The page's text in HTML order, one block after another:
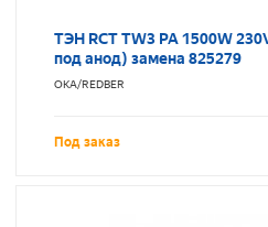
ТЭН RCT TW3 PA 1500W
под анод) замена 825279
ОКА/REDBER
Под заказ